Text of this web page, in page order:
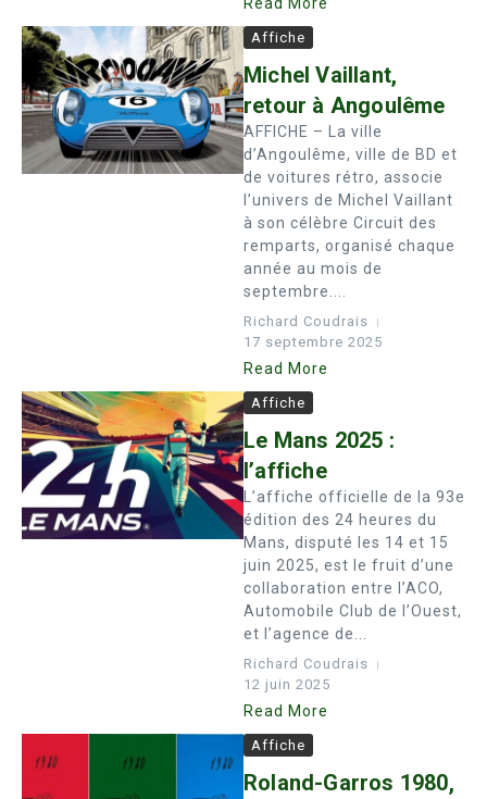
Affiche
Michel Vaillant,
retour à Angoulême
AFFICHE – La ville
d’Angoulême, ville de BD et
de voitures rétro, associe
l’univers de Michel Vaillant
à son célèbre Circuit des
remparts, organisé chaque
année au mois de
septembre....
Richard Coudrais
17 septembre 2025
Read More
Affiche
Le Mans 2025 :
l’affiche
L’affiche officielle de la 93e
édition des 24 heures du
Mans, disputé les 14 et 15
juin 2025, est le fruit d’une
collaboration entre l’ACO,
Automobile Club de l’Ouest,
et l’agence de...
Richard Coudrais
12 juin 2025
Read More
Affiche
Roland-Garros 1980,